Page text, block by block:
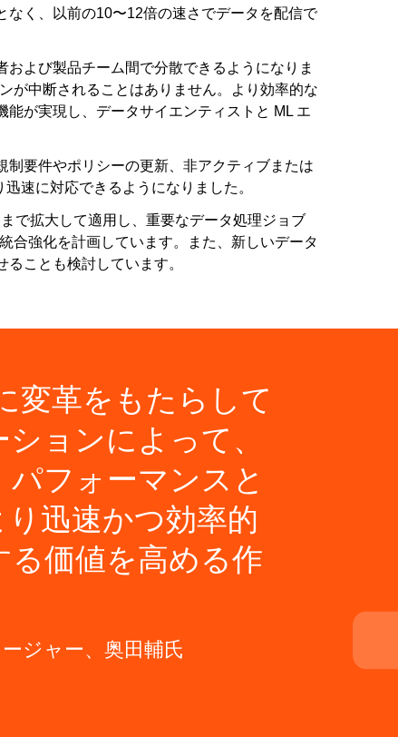
く、以前の10〜12倍の速さでデータを配信で
よび製品チーム間で分散できるようになりま
が中断されることはありません。より効率的な
が実現し、データサイエンティストと ML エ
要件やポリシーの更新、非アクティブまたは
速に対応できるようになりました。
で拡大して適用し、重要なデータ処理ジョブ
合強化を計画しています。また、新しいデータ
ことも検討しています。
変革をもたらして
ョンによって、
フォーマンスと
迅速かつ効率的
価値を高める作
ジャー、奥田輔氏